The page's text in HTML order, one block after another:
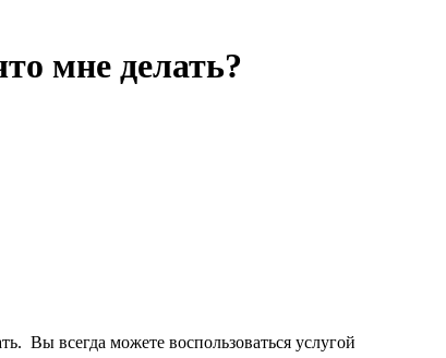
мне делать?
Вы всегда можете воспользоваться услугой